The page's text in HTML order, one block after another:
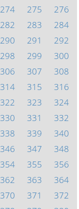
274 275
276
282 283
284
290 291
292
298 299
300
306 307
308
314 315
316
322 323
324
330 331
332
338 339
340
346 347
348
354 355
356
362 363
364
370 371
372